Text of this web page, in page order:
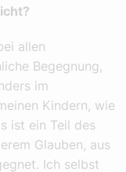
allen
Begegnung,
im
Kindern, wie
ist ein Teil des
Glauben, aus
Ich selbst